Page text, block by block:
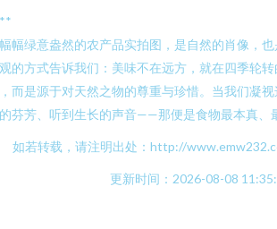
幅绿意盎然的农产品实拍图，是自然的肖像，
的方式告诉我们：美味不在远方，就在四季轮
而是源于对天然之物的尊重与珍惜。当我们凝
芬芳、听到生长的声音——那便是食物最本真、
如若转载，请注明出处：http://
更新时间：2026-08-08